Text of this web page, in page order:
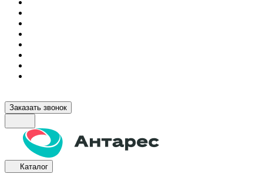
Заказать звонок
Каталог